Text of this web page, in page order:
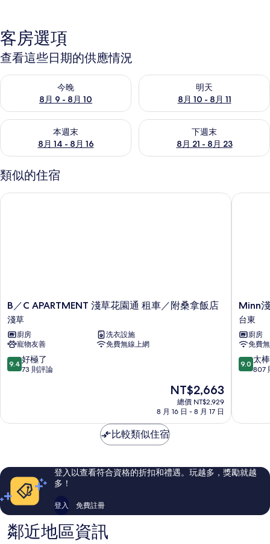
客房選項
查看這些日期的供應情況
今晚
8月 9 - 8月 10
查看今晚 (8月 9 - 8月 10) 的供應情況
明天
8月 10 - 8月 11
查看明天 (8月 10 - 8月 11) 的
本週末
8月 14 - 8月 16
查看本週末 (8月 14 - 8月 16) 的供應情況
下週末
8月 21 - 8月 23
查看下週末 (8月 21 - 8月 23)
類似的住宿
B
／
C
APARTMENT
淺
草
花
／
飯
店
草
B／C APARTMENT 淺草花園通 租車／附桑拿飯店
淺草
廚房
洗衣設施
寵物友善
免費無線上網
9.4
分，
好
則
評
9.4 好極了
73 則評論
現
在
價
為
NT$2,663
總價 NT$2,929
8 月 16 日 - 8 月 17 日
B／C APARTMENT 淺草花園通 租車／附桑拿飯店
Minn
淺
草
合
羽
橋
台
Minn
台東
廚房
免費
9.0
分，
太
則
評
9.0 太
807
Minn淺
比較類似住宿
登入以查看符合資格的折扣和禮遇。玩越多，獎勵就越
多！
登入 免費註冊
鄰近地區資訊